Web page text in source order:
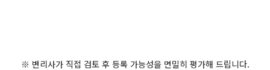
※ 변리사가 직접 검토 후 등록 가능성을 면밀히 평가해 드립니다.